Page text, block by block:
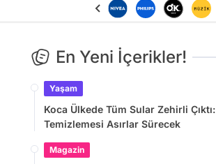
En Yeni İçerikler!
Yaşam
Koca Ülkede Tüm Sular Zehirli Çıktı:
Temizlemesi Asırlar Sürecek
Magazin